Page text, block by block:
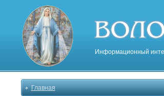
Информационный
Главная